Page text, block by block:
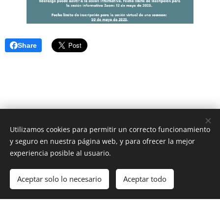
Share
Unione Superiori Generali - Via dei Penitenzieri 19 -00193 ROMA
Cookies
Idiomas
Italiano
English Français Español
Utilizamos cookies para permitir un correcto funcionamiento
y seguro en nuestra página web, y para ofrecer la mejor
experiencia posible al usuario.
Aceptar solo lo necesario Aceptar todo